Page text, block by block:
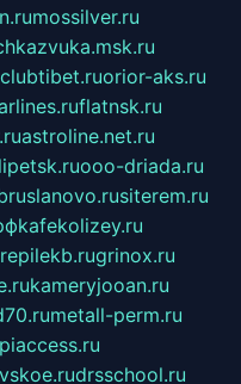
mossilver.ru
clubtibet.ruorior-aks.ru
flatnsk.ru
astroline.net.ru
ooo-driada.ru
siterem.ru
kafekolizey.ru
grinox.ru
kameryjooan.ru
metall-perm.ru
drsschool.ru